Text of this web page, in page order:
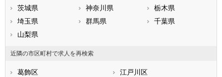
茨城県 神奈川県
栃木県
埼玉県
群馬県
千葉県
山梨県
近隣の市区町村で求人を再検索
葛飾区
江戸川区